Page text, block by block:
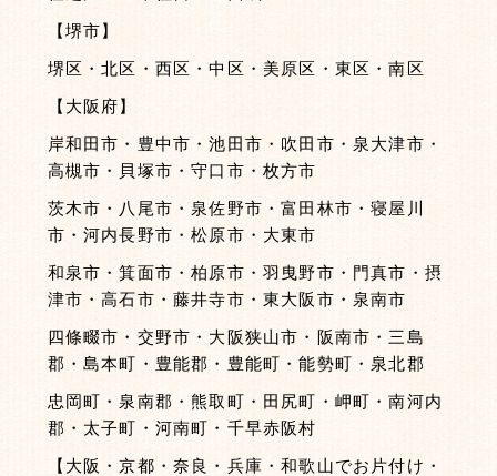
【堺市】
堺区・北区・西区・中区・美原区・東区・南区
【大阪府】
岸和田市・豊中市・池田市・吹田市・泉大津市・
高槻市・貝塚市・守口市・枚方市
茨木市・八尾市・泉佐野市・富田林市・寝屋川
市・河内長野市・松原市・大東市
和泉市・箕面市・柏原市・羽曳野市・門真市・摂
津市・高石市・藤井寺市・東大阪市・泉南市
四條畷市・交野市・大阪狭山市・阪南市・三島
郡・島本町・豊能郡・豊能町・能勢町・泉北郡
忠岡町・泉南郡・熊取町・田尻町・岬町・南河内
郡・太子町・河南町・千早赤阪村
【大阪・京都・奈良・兵庫・和歌山でお片付け・